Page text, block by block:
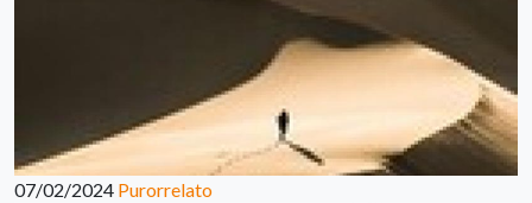
07/02/2024 Purorrelato